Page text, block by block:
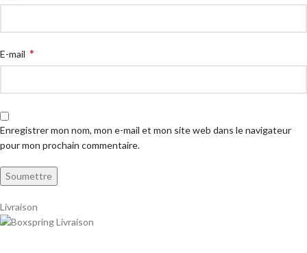
E-mail *
Enregistrer mon nom, mon e-mail et mon site web dans le navigateur
pour mon prochain commentaire.
Livraison